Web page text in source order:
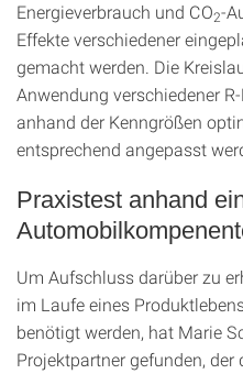
Energieverbrauch und CO2-
Effekte verschiedener
gemacht werden. Die
Anwendung verschiedener
anhand der Kenngrößen
entsprechend angepasst
Praxistest anhand
Um Aufschluss darüber zu
im Laufe eines
benötigt werden, hat Marie
Projektpartner gefunden,